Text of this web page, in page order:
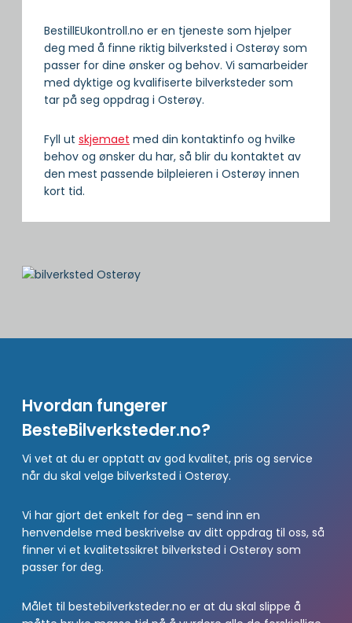
BestillEUkontroll.no er en tjeneste som hjelper
deg med å finne riktig bilverksted i Osterøy som
passer for dine ønsker og behov. Vi samarbeider
med dyktige og kvalifiserte bilverksteder som
tar på seg oppdrag i Osterøy.
Fyll ut skjemaet med din kontaktinfo og hvilke
behov og ønsker du har, så blir du kontaktet av
den mest passende bilpleieren i Osterøy innen
kort tid.
Hvordan fungerer
BesteBilverksteder.no?
Vi vet at du er opptatt av god kvalitet, pris og service
når du skal velge bilverksted i Osterøy.
Vi har gjort det enkelt for deg – send inn en
henvendelse med beskrivelse av ditt oppdrag til oss, så
finner vi et kvalitetssikret bilverksted i Osterøy som
passer for deg.
Målet til bestebilverksteder.no er at du skal slippe å